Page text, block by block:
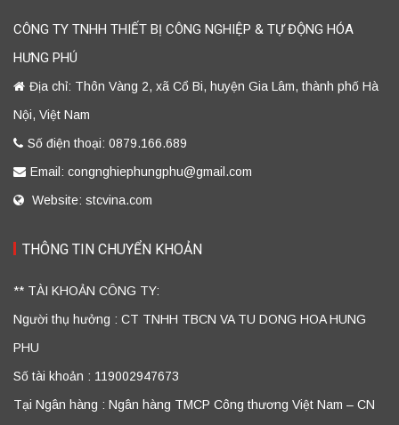
CÔNG TY TNHH THIẾT BỊ CÔNG NGHIỆP & TỰ ĐỘNG HÓA
HƯNG PHÚ
Địa chỉ: Thôn Vàng 2, xã Cổ Bi, huyện Gia Lâm, thành phố Hà
Nội, Việt Nam
Số điện thoại: 0879.166.689
Email: congnghiephungphu@gmail.com
Website: stcvina.com
THÔNG TIN CHUYỂN KHOẢN
** TÀI KHOẢN CÔNG TY:
Người thụ hưởng : CT TNHH TBCN VA TU DONG HOA HUNG
PHU
Số tài khoản : 119002947673
Tại Ngân hàng : Ngân hàng TMCP Công thương Việt Nam – CN